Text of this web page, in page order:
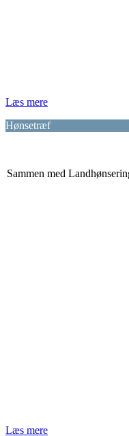
Læs mere
Hønsetræf
Sammen med
Læs mere